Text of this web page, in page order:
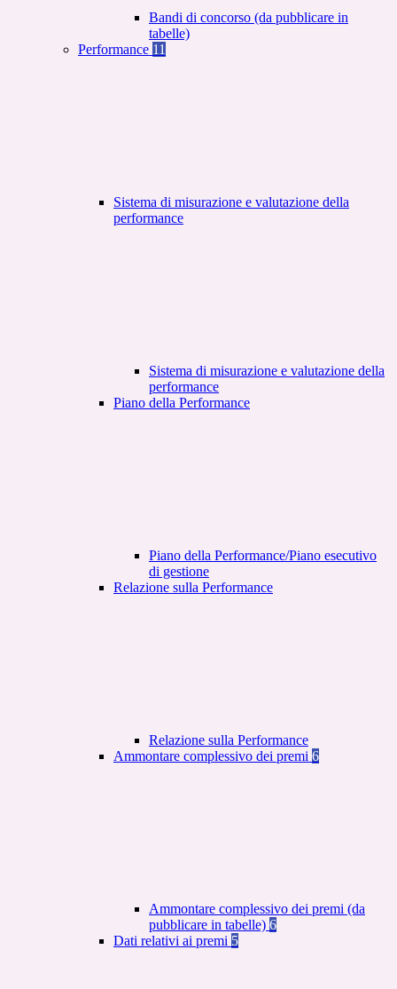
Bandi di concorso (da pubblicare in
tabelle)
Performance 11
Sistema di misurazione e valutazione della
performance
Sistema di misurazione e valutazione della
performance
Piano della Performance
Piano della Performance/Piano esecutivo
di gestione
Relazione sulla Performance
Relazione sulla Performance
Ammontare complessivo dei premi 6
Ammontare complessivo dei premi (da
pubblicare in tabelle) 6
Dati relativi ai premi 5